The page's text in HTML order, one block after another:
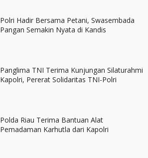
Polri Hadir Bersama Petani, Swasembada
Pangan Semakin Nyata di Kandis
Panglima TNI Terima Kunjungan Silaturahmi
Kapolri, Pererat Solidaritas TNI-Polri
Polda Riau Terima Bantuan Alat
Pemadaman Karhutla dari Kapolri